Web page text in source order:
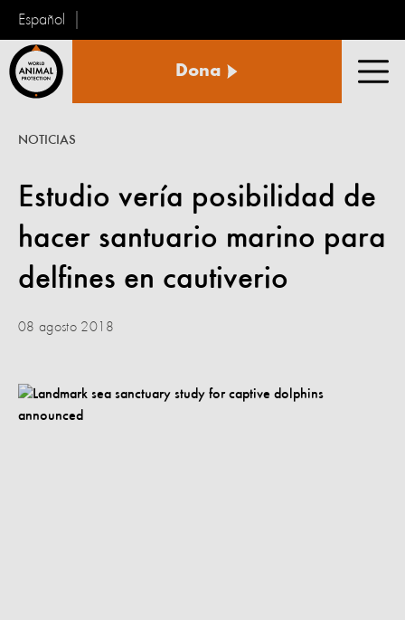
Español
Animal
Dona
Estudio vería posibilidad de
hacer santuario marino para
delfines en cautiverio
NOTICIAS
08 agosto 2018